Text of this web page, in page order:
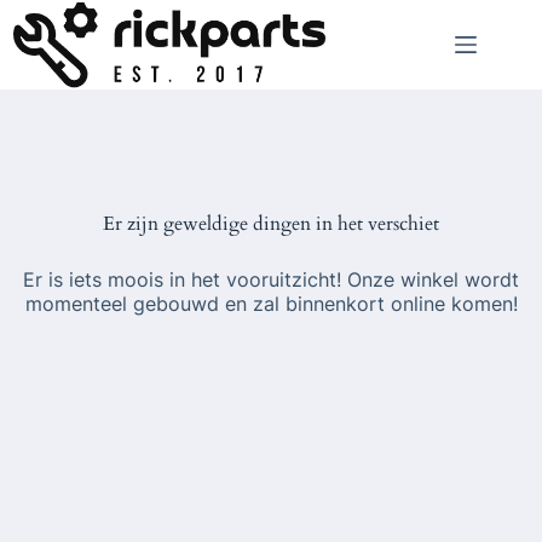
naar
de
inhoud
Er zijn geweldige dingen in het verschiet
Er is iets moois in het vooruitzicht! Onze winkel wordt
momenteel gebouwd en zal binnenkort online komen!